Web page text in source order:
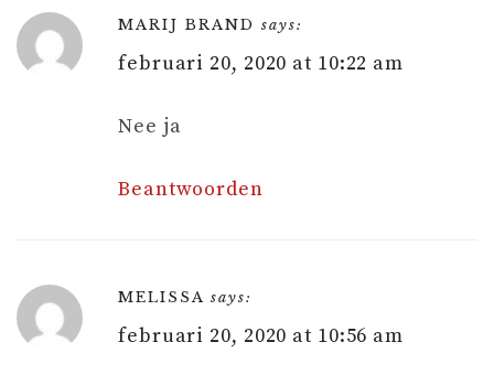
MARIJ BRAND says:
februari 20, 2020 at 10:22 am
Nee ja
Beantwoorden
MELISSA says:
februari 20, 2020 at 10:56 am